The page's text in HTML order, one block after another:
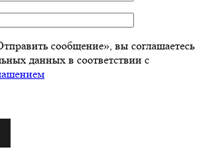
сообщение», вы соглашаетесь
данных в соответствии с